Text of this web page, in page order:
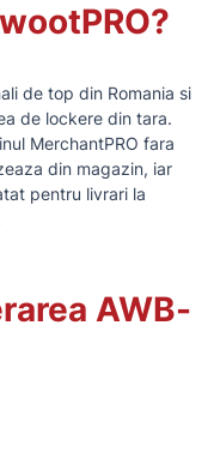
de top din Romania si
de lockere din tara.
MerchantPRO fara
din magazin, iar
pentru livrari la
AWB-